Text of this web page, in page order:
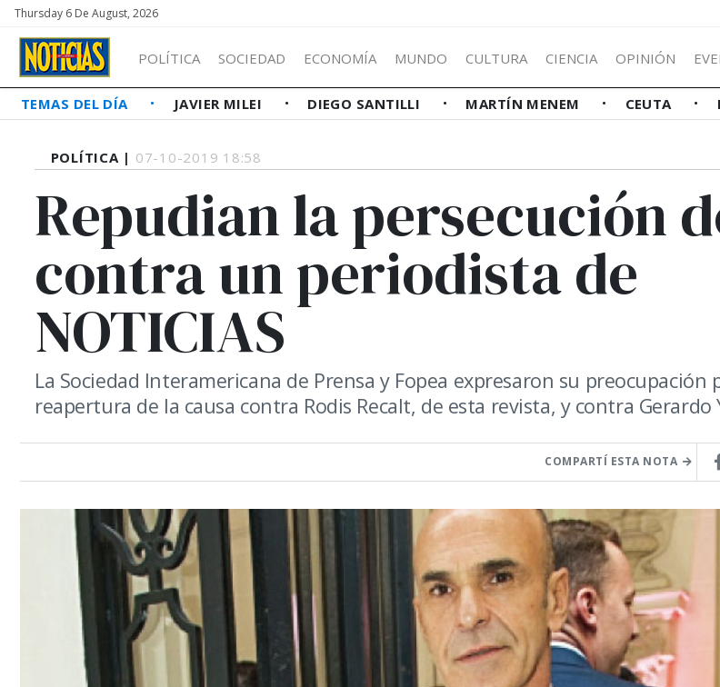
Thursday 6 De August, 2026
POLÍTICA SOCIEDAD ECONOMÍA MUNDO CULTURA CIENCIA OPINIÓN
TEMAS DEL DÍA JAVIER MILEI DIEGO SANTILLI MARTÍN MENEM CEUTA
POLÍTICA | 07-10-2019 18:58
Repudian la persecución
contra un periodista de
NOTICIAS
La Sociedad Interamericana de Prensa y Fopea expresaron su preocupación
reapertura de la causa contra Rodis Recalt, de esta revista, y contra Gerardo
COMPARTÍ ESTA NOTA